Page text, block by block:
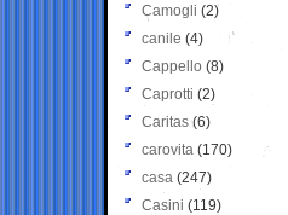
Camogli (2)
canile (4)
Cappello (8)
Caprotti (2)
Caritas (6)
carovita (170)
casa (247)
Casini (119)